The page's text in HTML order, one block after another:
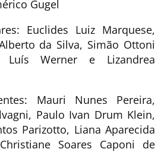
Gugel
Euclides Luiz Marquese,
da Silva, Simão Ottoni
Luís Werner e Lizandrea
Mauri Nunes Pereira,
Paulo Ivan Drum Klein,
Parizotto, Liana Aparecida
Soares Caponi de